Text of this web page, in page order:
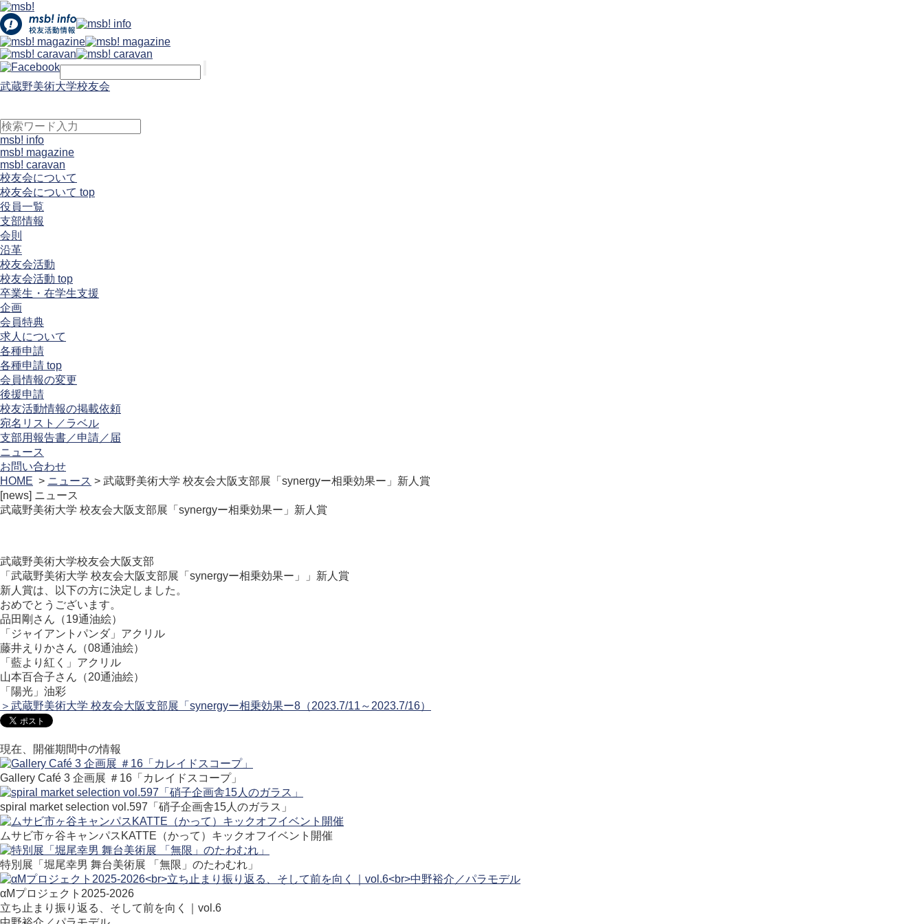
武蔵野美術大学校友会
msb! info
msb! magazine
msb! caravan
校友会について
校友会について top
役員一覧
支部情報
会則
沿革
校友会活動
校友会活動 top
卒業生・在学生支援
企画
会員特典
求人について
各種申請
各種申請 top
会員情報の変更
後援申請
校友活動情報の掲載依頼
宛名リスト／ラベル
支部用報告書／申請／届
ニュース
お問い合わせ
HOME > ニュース > 武蔵野美術大学 校友会大阪支部展「synergyー相乗効果ー」新人賞
[news] ニュース
武蔵野美術大学 校友会大阪支部展「synergyー相乗効果ー」新人賞
武蔵野美術大学校友会大阪支部
「武蔵野美術大学 校友会大阪支部展「synergyー相乗効果ー」」新人賞
新人賞は、以下の方に決定しました。
おめでとうございます。
品田剛さん（19通油絵）
「ジャイアントパンダ」アクリル
藤井えりかさん（08通油絵）
「藍より紅く」アクリル
山本百合子さん（20通油絵）
「陽光」油彩
＞武蔵野美術大学 校友会大阪支部展「synergyー相乗効果ー8（2023.7/11～2023.7/16）
現在、開催期間中の情報
Gallery Café 3 企画展 ＃16「カレイドスコープ」
spiral market selection vol.597「硝子企画舎15人のガラス」
ムサビ市ヶ谷キャンパスKATTE（かって）キックオフイベント開催
特別展「堀尾幸男 舞台美術展 「無限」のたわむれ」
αMプロジェクト2025-2026
立ち止まり振り返る、そして前を向く｜vol.6